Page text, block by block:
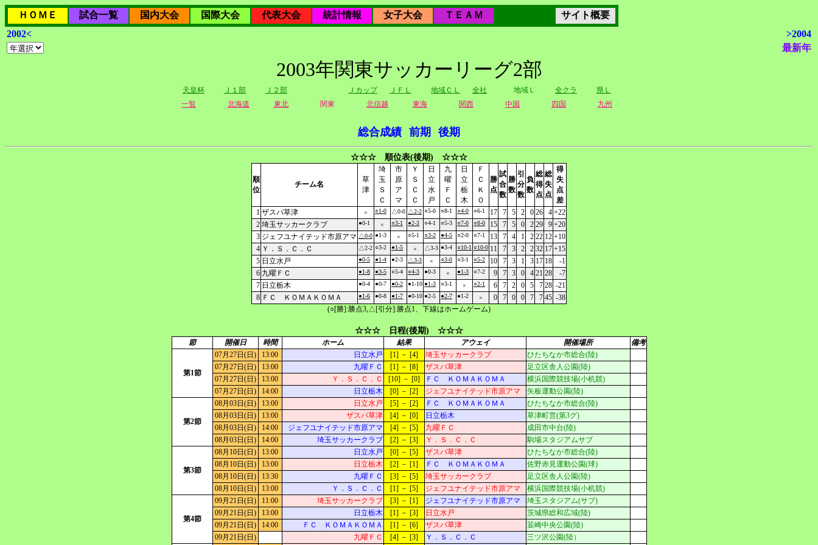
ＨＯＭＥ 試合一覧 国内大会 国際大会 代表大会 統計情報 女子大会 ＴＥＡＭ
サイト概要
2002<
>2004
最新年
2003年関東サッカーリーグ2部
天皇杯 Ｊ１部 Ｊ２部 Ｊカップ ＪＦＬ 地域ＣＬ 全社 地域Ｌ 全クラ
県Ｌ
一覧
北海道 東北 関東 北信越 東海 関西 中国 四国 九州
総合成績 前期 後期
☆☆☆ 順位表(後期) ☆☆☆
順
位
チーム名
草
津
埼
玉
Ｓ
Ｃ
市
原
ア
マ
Ｙ
Ｓ
Ｃ
Ｃ
日
立
水
戸
九
曜
Ｆ
Ｃ
日
立
栃
木
Ｆ
Ｃ
Ｋ
Ｏ
勝
点
試
合
数
勝
数
引
分
数
負
数
総
得
点
総
失
点
得
失
点
差
1 ザスパ草津 × ○1-0 △0-0 △2-2 ○5-0 ○8-1 ○4-0 ○6-1 17 7 5 2 0 26 4 +22
2 埼玉サッカークラブ ●0-1 × ○3-1 ●2-3 ○4-1 ○5-3 ○7-0 ○8-0 15 7 5 0 2 29 9 +20
3 ジェフユナイテッド市原アマ △0-0 ●1-3 × ○5-1 ○3-2 ●4-5 ○2-0 ○7-1 13 7 4 1 2 22 12 +10
4 Ｙ．Ｓ．Ｃ．Ｃ △2-2 ○3-2 ●1-5 × △3-3 ●3-4 ○10-1 ○10-0 11 7 3 2 2 32 17 +15
5 日立水戸 ●0-5 ●1-4 ●2-3 △3-3 × ○3-0 ○3-1 ○5-2 10 7 3 1 3 17 18
-1
6 九曜ＦＣ ●1-8 ●3-5 ○5-4 ○4-3 ●0-3 × ●1-3 ○7-2 9 7 3 0 4 21 28
-7
7 日立栃木 ●0-4 ●0-7 ●0-2 ●1-10 ●1-3 ○3-1 × ○2-1 6 7 2 0 5 7 28 -21
8 ＦＣ ＫＯＭＡＫＯＭＡ ●1-6 ●0-8 ●1-7 ●0-10 ●2-5 ●2-7 ●1-2 × 0 7 0 0 7 7 45 -38
(○[勝]:勝点3,△[引分]:勝点1、下線はホームゲーム)
☆☆☆ 日程(後期) ☆☆☆
節 開催日 時間 ホーム 結果 アウェイ 開催場所 備考
第1節
07月27日(日) 13:00 日立水戸 [1] － [4] 埼玉サッカークラブ
ひたちなか市総合(陸)
07月27日(日)
13:00 九曜ＦＣ [1] － [8] ザスパ草津
足立区舎人公園(陸)
07月27日(日)
13:00 Ｙ．Ｓ．Ｃ．Ｃ [10] － [0] ＦＣ ＫＯＭＡＫＯＭＡ
横浜国際競技場(小机競)
07月27日(日)
14:00 日立栃木 [0] － [2] ジェフユナイテッド市原アマ 矢板運動公園(陸)
第2節
08月03日(日) 13:00 日立水戸 [5] － [2] ＦＣ ＫＯＭＡＫＯＭＡ
ひたちなか市総合(陸)
08月03日(日)
13:00 ザスパ草津 [4] － [0] 日立栃木
草津町営(第3グ)
08月03日(日)
14:00 ジェフユナイテッド市原アマ [4] － [5] 九曜ＦＣ
成田市中台(陸)
08月03日(日)
14:00 埼玉サッカークラブ [2] － [3] Ｙ．Ｓ．Ｃ．Ｃ 駒場スタジアムサブ
第3節
08月10日(日) 13:00 日立水戸 [0] － [5] ザスパ草津
ひたちなか市総合(陸)
08月10日(日)
13:00 日立栃木 [2] － [1] ＦＣ ＫＯＭＡＫＯＭＡ
佐野赤見運動公園(球)
08月10日(日)
13:30 九曜ＦＣ [3] － [5] 埼玉サッカークラブ
足立区舎人公園(陸)
08月10日(日)
13:00 Ｙ．Ｓ．Ｃ．Ｃ [1] － [5] ジェフユナイテッド市原アマ 横浜国際競技場(小机競)
第4節
09月21日(日) 11:00 埼玉サッカークラブ [3] － [1] ジェフユナイテッド市原アマ
埼玉スタジアム(サブ)
09月21日(日)
13:00 日立栃木 [1] － [3] 日立水戸
茨城県総和広域(陸)
09月21日(日)
14:00 ＦＣ ＫＯＭＡＫＯＭＡ [1] － [6] ザスパ草津
韮崎中央公園(陸)
09月21日(日)
九曜ＦＣ [4] － [3] Ｙ．Ｓ．Ｃ．Ｃ 三ツ沢公園(陸）